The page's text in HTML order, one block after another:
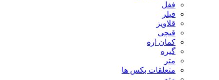
ففل
فیلر
قلاویز
قیچی
کمان اره
گیره
متر
متعلقات بکس ها